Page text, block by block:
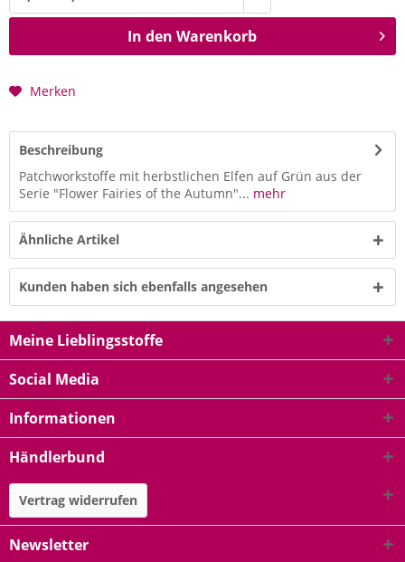
In den Warenkorb
Merken
Beschreibung
Patchworkstoffe mit herbstlichen Elfen auf Grün aus der
Serie "Flower Fairies of the Autumn"... mehr
Ähnliche Artikel
Kunden haben sich ebenfalls angesehen
Meine Lieblingsstoffe
Social Media
Informationen
Händlerbund
Vertrag widerrufen
Newsletter